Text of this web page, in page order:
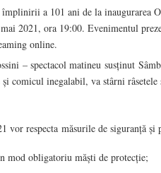
împlinirii a 101 ani de la inaugurarea
2021, ora 19:00. Evenimentul
online.
– spectacol matineu susținut
comicul inegalabil, va stârni
vor respecta măsurile de siguranță
mod obligatoriu măști de protecție;